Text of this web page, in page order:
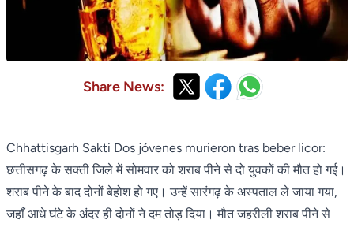
Share News:
Chhattisgarh Sakti Dos jóvenes murieron tras beber licor:
छत्तीसगढ़ के सक्ती जिले में सोमवार को शराब पीने से दो युवकों की मौत हो गई।
शराब पीने के बाद दोनों बेहोश हो गए। उन्हें सारंगढ़ के अस्पताल ले जाया गया,
जहाँ आधे घंटे के अंदर ही दोनों ने दम तोड़ दिया। मौत जहरीली शराब पीने से